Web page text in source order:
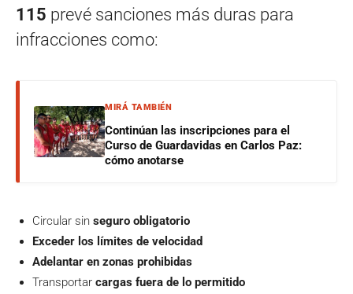
115 prevé sanciones más duras para
infracciones como:
MIRÁ TAMBIÉN
Continúan las inscripciones para el
Curso de Guardavidas en Carlos Paz:
cómo anotarse
Circular sin seguro obligatorio
Exceder los límites de velocidad
Adelantar en zonas prohibidas
Transportar cargas fuera de lo permitido